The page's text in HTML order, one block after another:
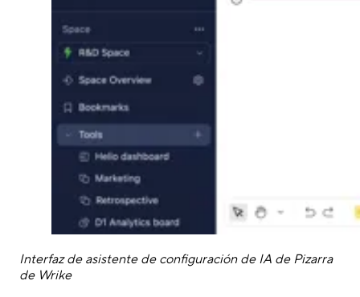
Interfaz de asistente de configuración de IA de Pizarra
de Wrike